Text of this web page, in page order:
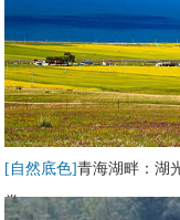
[自然底色]青海湖畔：湖
卷